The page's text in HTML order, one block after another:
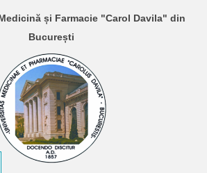
și Farmacie "Carol Davila" din
București